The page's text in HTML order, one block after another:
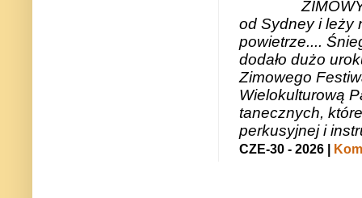
od Sydney i leży
powietrze....
dodało dużo
Zimowego
Wielokulturową
tanecznych,
perkusyjnej i
CZE-30 - 2026 |